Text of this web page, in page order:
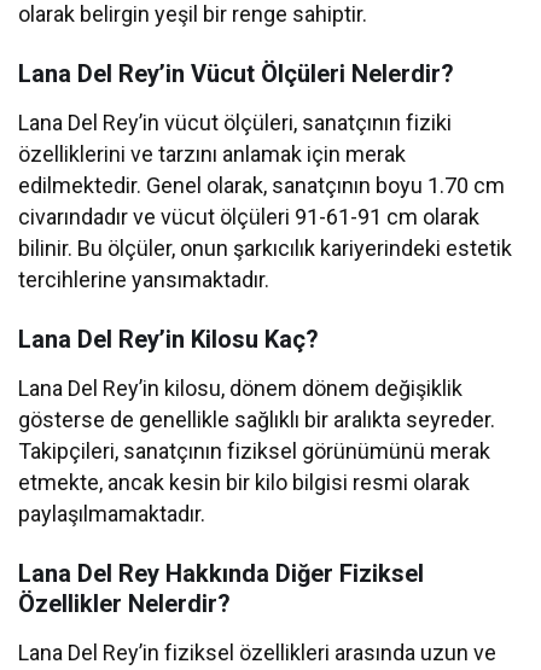
olarak belirgin yeşil bir renge sahiptir.
Lana Del Rey’in Vücut Ölçüleri Nelerdir?
Lana Del Rey’in vücut ölçüleri, sanatçının fiziki
özelliklerini ve tarzını anlamak için merak
edilmektedir. Genel olarak, sanatçının boyu 1.70 cm
civarındadır ve vücut ölçüleri 91-61-91 cm olarak
bilinir. Bu ölçüler, onun şarkıcılık kariyerindeki estetik
tercihlerine yansımaktadır.
Lana Del Rey’in Kilosu Kaç?
Lana Del Rey’in kilosu, dönem dönem değişiklik
gösterse de genellikle sağlıklı bir aralıkta seyreder.
Takipçileri, sanatçının fiziksel görünümünü merak
etmekte, ancak kesin bir kilo bilgisi resmi olarak
paylaşılmamaktadır.
Lana Del Rey Hakkında Diğer Fiziksel
Özellikler Nelerdir?
Lana Del Rey’in fiziksel özellikleri arasında uzun ve